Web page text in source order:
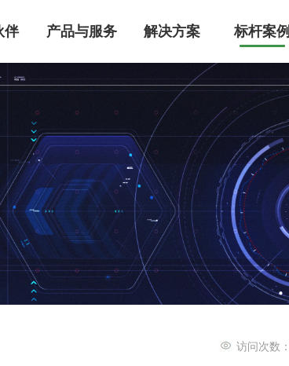
伴 产品与服务 解决方案 标杆案例
访问次数：